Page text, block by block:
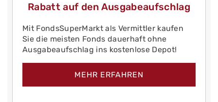
Rabatt auf den Ausgabeaufschlag
Mit FondsSuperMarkt als Vermittler kaufen
Sie die meisten Fonds dauerhaft ohne
Ausgabeaufschlag ins kostenlose Depot!
MEHR ERFAHREN